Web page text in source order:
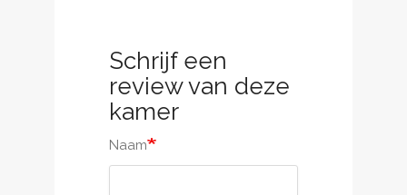
Schrijf een
review van deze
kamer
Naam